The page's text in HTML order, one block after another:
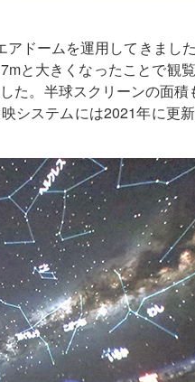
ドームを運用してきまし
と大きくなったことで観
た。半球スクリーンの面
システムには2021年に更